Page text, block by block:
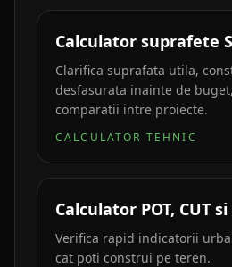
Calculator suprafete
Clarifica suprafata utila,
desfasurata inainte de
comparatii intre proiecte.
CALCULATOR TEHNIC
Calculator POT, CUT
Verifica rapid indicatorii
cat poti construi pe teren.